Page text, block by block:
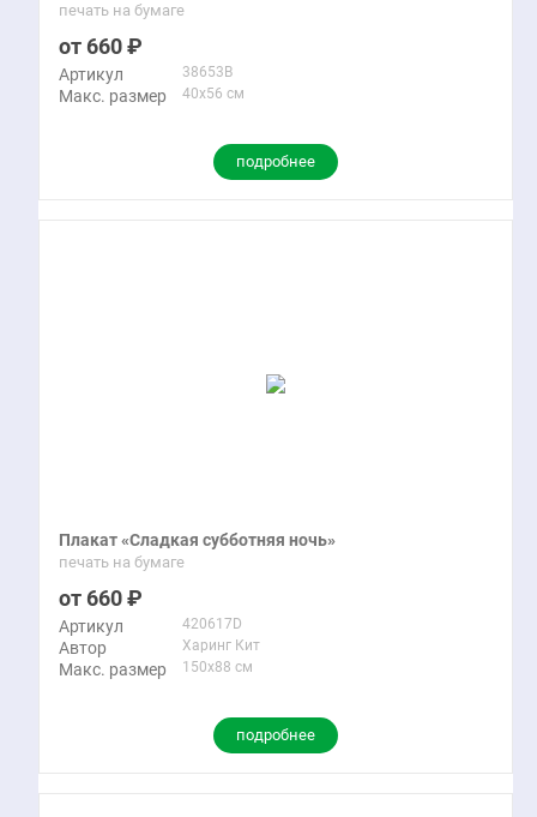
печать на бумаге
660
Артикул 38653B
Макс. размер 40x56 см
подробнее
Плакат «Сладкая субботняя ночь»
печать на бумаге
660
Артикул 420617D
Автор Харинг Кит
Макс. размер 150x88 см
подробнее